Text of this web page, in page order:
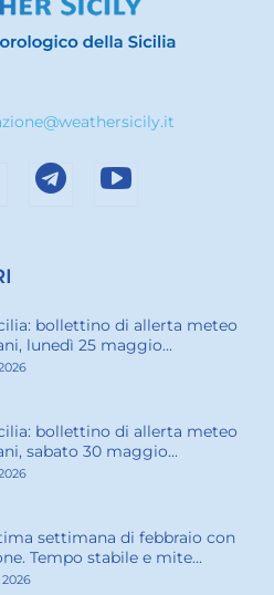
bollettino di allerta meteo
lunedì 25 maggio...
bollettino di allerta meteo
sabato 30 maggio...
settimana di febbraio con
Tempo stabile e mite...